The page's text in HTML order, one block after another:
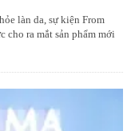
làn da, sự kiện From
cho ra mắt sản phẩm mới